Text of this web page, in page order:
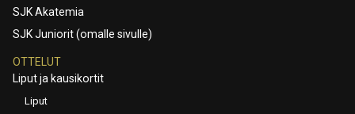
SJK Akatemia
SJK Juniorit (omalle sivulle)
OTTELUT
Liput ja kausikortit
Liput